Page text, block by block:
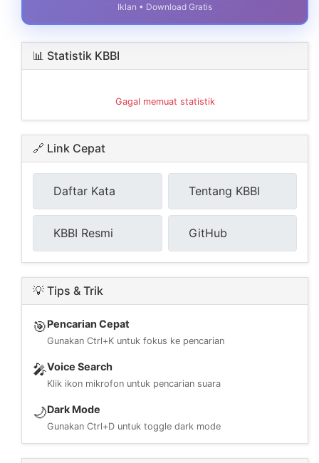
Iklan • Download Gratis
📊 Statistik KBBI
Gagal memuat statistik
🔗 Link Cepat
Daftar Kata Tentang KBBI
KBBI Resmi GitHub
💡 Tips & Trik
🎯Pencarian Cepat
Gunakan Ctrl+K untuk fokus ke pencarian
🎤Voice Search
Klik ikon mikrofon untuk pencarian suara
🌙Dark Mode
Gunakan Ctrl+D untuk toggle dark mode